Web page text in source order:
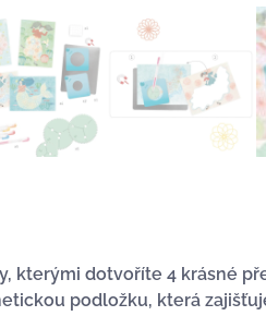
kterými dotvoříte 4 krásné
podložku, která